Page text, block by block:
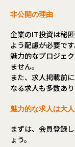
非公開の理由
企業のIT投資は秘
よう配慮が必要です
魅力的なプロジェ
ません。
また、求人掲載前
なる求人も多数あり
魅力的な求人は大
まずは、会員登録
ょう。